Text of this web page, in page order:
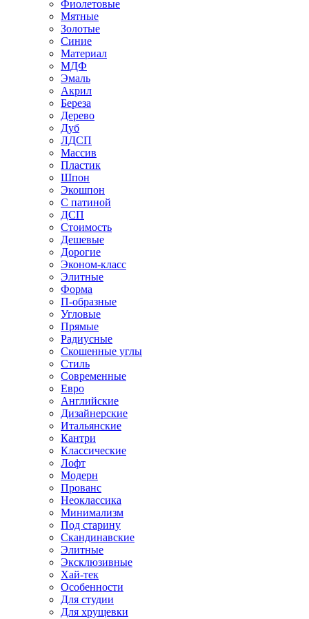
Фиолетовые
Мятные
Золотые
Синие
Материал
МДФ
Эмаль
Акрил
Береза
Дерево
Дуб
ЛДСП
Массив
Пластик
Шпон
Экошпон
С патиной
ДСП
Стоимость
Дешевые
Дорогие
Эконом-класс
Элитные
Форма
П-образные
Угловые
Прямые
Радиусные
Скошенные углы
Стиль
Современные
Евро
Английские
Дизайнерские
Итальянские
Кантри
Классические
Лофт
Модерн
Прованс
Неоклассика
Минимализм
Под старину
Скандинавские
Элитные
Эксклюзивные
Хай-тек
Особенности
Для студии
Для хрущевки